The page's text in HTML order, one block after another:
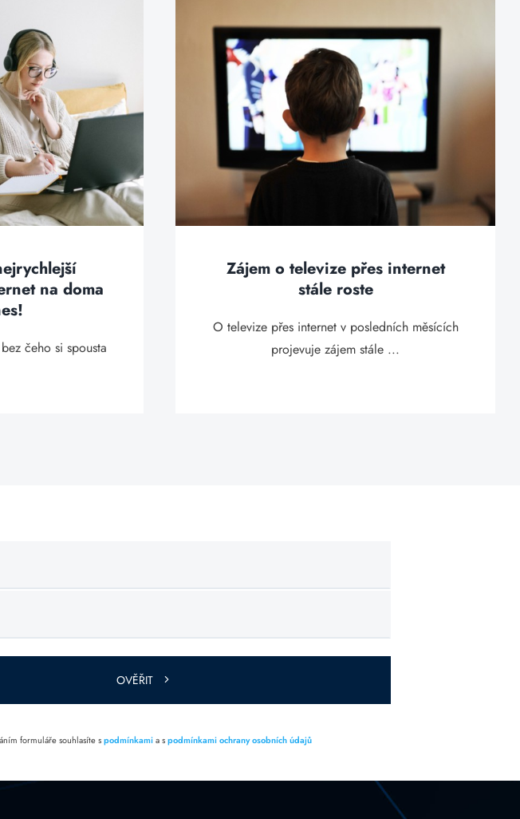
na doma
čeho si spousta
Zájem o televize přes internet
stále roste
O televize přes internet v posledních měsících
projevuje zájem stále ...
OVĚŘIT
formuláře souhlasíte spodmínkamia spodmínkami ochrany osobních údajů